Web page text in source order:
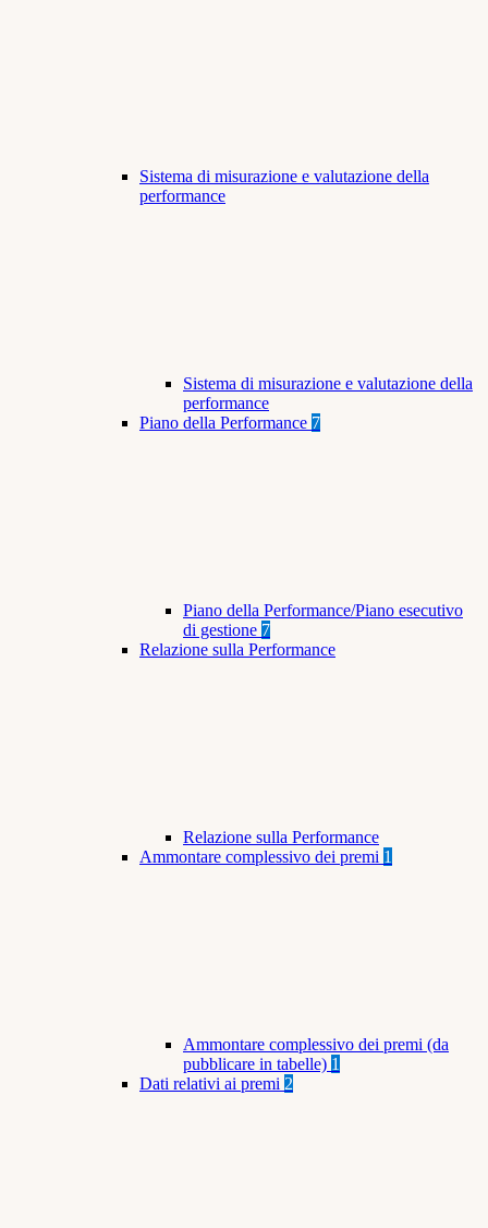
Sistema di misurazione e valutazione della
performance
Sistema di misurazione e valutazione della
performance
Piano della Performance 7
Piano della Performance/Piano esecutivo
di gestione 7
Relazione sulla Performance
Relazione sulla Performance
Ammontare complessivo dei premi 1
Ammontare complessivo dei premi (da
pubblicare in tabelle) 1
Dati relativi ai premi 2